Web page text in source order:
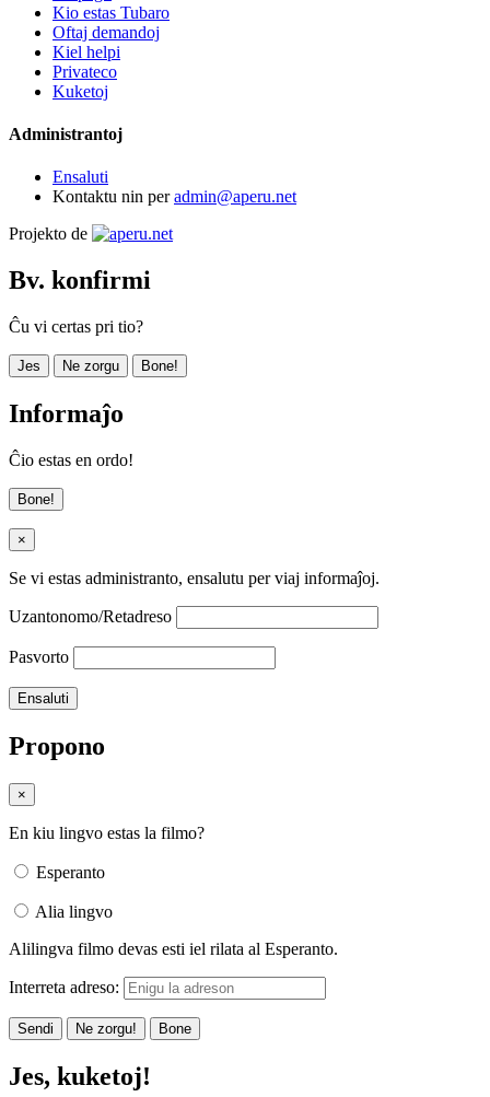
Kio estas Tubaro
Oftaj demandoj
Kiel helpi
Privateco
Kuketoj
Administrantoj
Ensaluti
Kontaktu nin peradmin@aperu.net
Projekto de
Bv. konfirmi
Ĉu vi certas pri tio?
Jes Ne zorgu Bone!
Informaĵo
Ĉio estas en ordo!
Bone!
×
Se vi estas administranto, ensalutu per viaj informaĵoj.
Uzantonomo/Retadreso
Pasvorto
Propono
×
En kiu lingvo estas la filmo?
Esperanto
Alia lingvo
Alilingva filmo devas esti iel rilata al Esperanto.
Interreta adreso:
Sendi Ne zorgu! Bone
Jes, kuketoj!